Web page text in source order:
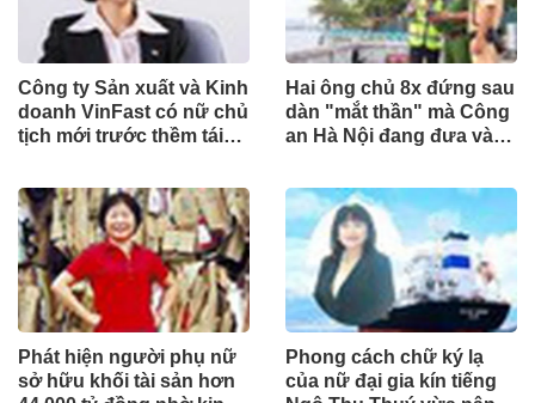
Công ty Sản xuất và Kinh
doanh VinFast có nữ chủ
tịch mới trước thềm tái
Hai ông chủ 8x đứng sau
dàn "mắt thần" mà Công
an Hà Nội đang đưa vào
Phát hiện người phụ nữ
sở hữu khối tài sản hơn
Phong cách chữ ký lạ
của nữ đại gia kín tiếng